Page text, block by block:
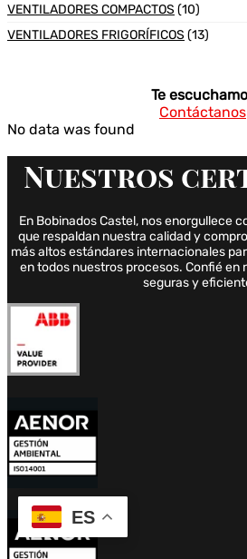
VENTILADORES COMPACTOS (10)
VENTILADORES FRIGORÍFICOS (13)
Te
Contáctanos
No data was found
Nuestros
En Bobinados Castel, nos enorgullece
que respaldan nuestra calidad y
más altos estándares internacionales
en todos nuestros procesos. Confié en
seguras y
ES